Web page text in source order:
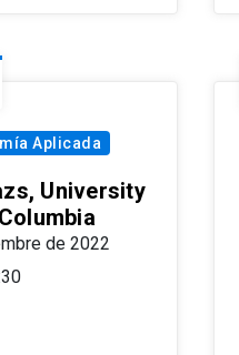
Aplicada
University
de 2022